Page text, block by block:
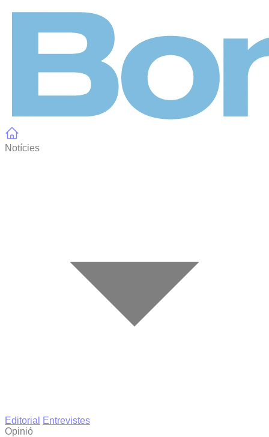
Notícies
Editorial
Entrevistes
Opinió